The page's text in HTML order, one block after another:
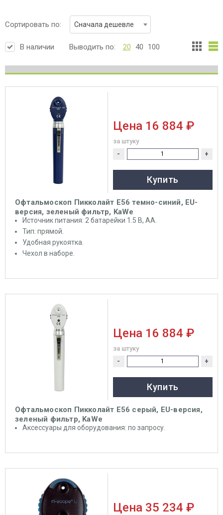
Сортировать по: Сначала дешевле
В наличии Выводить по: 20 40 100
Офтальмоскоп Пикколайт E56 темно-синий, EU-
версия, зеленый фильтр, KaWe
Источник питания: 2 батарейки 1.5 В, АА.
Тип: прямой.
Удобная рукоятка.
Чехол в наборе.
Цена 16 884 ₽
за штуку
- +
Купить
Офтальмоскоп Пикколайт E56 серый, EU-версия,
зеленый фильтр, KaWe
Аксессуары для оборудования: по запросу.
Цена 16 884 ₽
за штуку
- +
Купить
Цена 35 234 ₽